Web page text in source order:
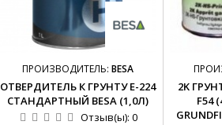
ПРОИЗВОДИТЕЛЬ: BESA
ОТВЕРДИТЕЛЬ К ГРУНТУ E-224
СТАНДАРТНЫЙ BESA (1,0Л)
Отзыв(ы): 0
2K
F54